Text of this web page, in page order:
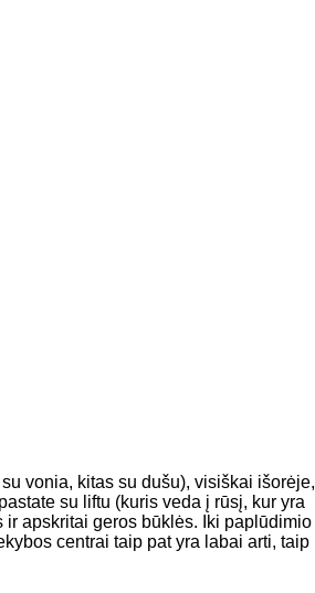
vonia, kitas su dušu), visiškai išorėje,
su liftu (kuris veda į rūsį, kur yra
apskritai geros būklės. Iki paplūdimio
centrai taip pat yra labai arti, taip